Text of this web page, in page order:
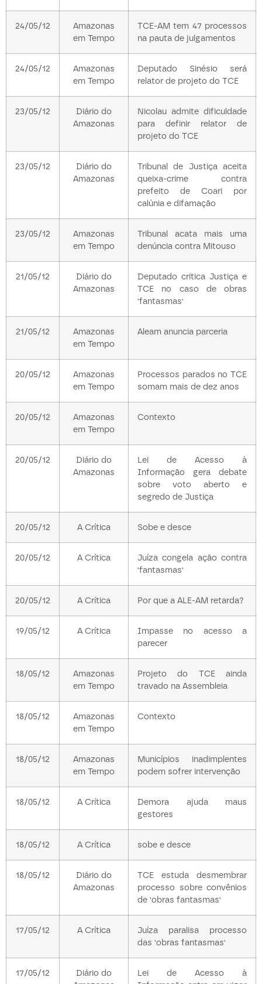
24/05/12
Amazonas
em Tempo
TCE-AM tem 47 processos
na pauta de julgamentos
24/05/12
Amazonas
em Tempo
Deputado Sinésio será
relator de projeto do TCE
23/05/12
Diário do
Amazonas
Nicolau admite dificuldade
para definir relator de
projeto do TCE
23/05/12
Diário do
Amazonas
Tribunal de Justiça aceita
queixa-crime contra
prefeito de Coari por
calúnia e difamação
23/05/12
Amazonas
em Tempo
Tribunal acata mais uma
denúncia contra Mitouso
21/05/12
Diário do
Amazonas
Deputado critica Justiça e
TCE no caso de obras
'fantasmas'
21/05/12
Amazonas
em Tempo
Aleam anuncia parceria
20/05/12
Amazonas
em Tempo
Processos parados no TCE
somam mais de dez anos
20/05/12
Amazonas
em Tempo
Contexto
20/05/12
Diário do
Amazonas
Lei de Acesso à
Informação gera debate
sobre voto aberto e
segredo de Justiça
20/05/12 A Crítica Sobe e desce
20/05/12 A Crítica
Juíza congela ação contra
'fantasmas'
20/05/12 A Crítica Por que a ALE-AM retarda?
19/05/12 A Crítica
Impasse no acesso a
parecer
18/05/12
Amazonas
em Tempo
Projeto do TCE ainda
travado na Assembleia
18/05/12
Amazonas
em Tempo
Contexto
18/05/12
Amazonas
em Tempo
Municípios inadimplentes
podem sofrer intervenção
18/05/12 A Crítica
Demora ajuda maus
gestores
18/05/12 A Crítica sobe e desce
18/05/12
Diário do
Amazonas
TCE estuda desmembrar
processo sobre convênios
de 'obras fantasmas'
17/05/12 A Crítica
Juíza paralisa processo
das 'obras fantasmas'
17/05/12
Diário do
Lei de Acesso à